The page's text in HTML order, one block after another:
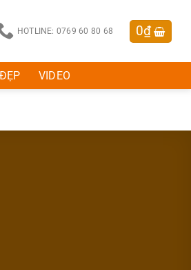
HOTLINE: 0769 60 80 68 0₫
VIDEO